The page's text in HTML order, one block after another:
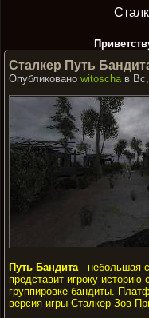
Сталкер Путь
Опубликовано witoschaв Вс,
Путь Бандита - небольшая
представит игроку историю
группировке бандиты.
версия игры Сталкер Зов